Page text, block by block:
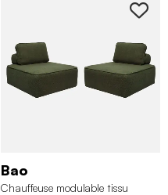
Bao
Chauffeuse modulable tissu